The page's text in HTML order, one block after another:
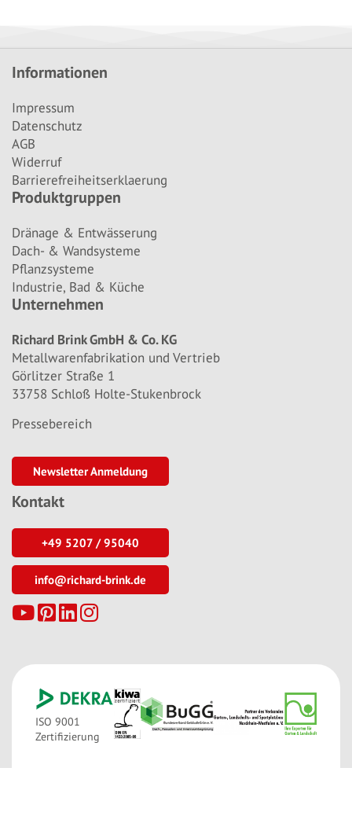
Informationen
Impressum
Datenschutz
AGB
Widerruf
Barrierefreiheitserklaerung
Produktgruppen
Dränage & Entwässerung
Dach- & Wandsysteme
Pflanzsysteme
Industrie, Bad & Küche
Unternehmen
Richard Brink GmbH & Co. KG
Metallwarenfabrikation und Vertrieb
Görlitzer Straße 1
33758 Schloß Holte-Stukenbrock
Pressebereich
Newsletter Anmeldung
Kontakt
+49 5207 / 95040
info@richard-brink.de
ISO 9001
Zertifizierung